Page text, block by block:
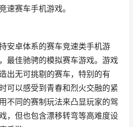
速赛车手机游戏。
安卓体系的赛车竞速类手机游
最佳驰骋的模拟赛车游戏。游戏
出无可挑剔的赛车，特别的有
可以感受到青春和烈火交融的紧
不同的赛制玩法来凸显玩家的驾
，但也包含漂移转弯等高难度设